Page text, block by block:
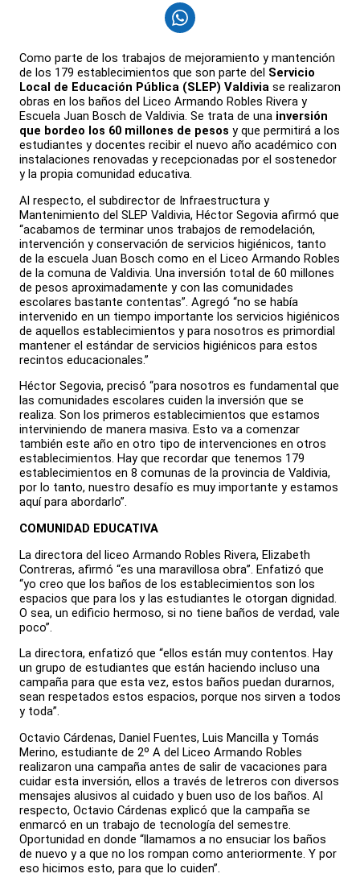
Como parte de los trabajos de mejoramiento y mantención
de los 179 establecimientos que son parte del Servicio
Local de Educación Pública (SLEP) Valdivia se realizaron
obras en los baños del Liceo Armando Robles Rivera y
Escuela Juan Bosch de Valdivia. Se trata de una inversión
que bordeo los 60 millones de pesos y que permitirá a los
estudiantes y docentes recibir el nuevo año académico con
instalaciones renovadas y recepcionadas por el sostenedor
y la propia comunidad educativa.
Al respecto, el subdirector de Infraestructura y
Mantenimiento del SLEP Valdivia, Héctor Segovia afirmó que
“acabamos de terminar unos trabajos de remodelación,
intervención y conservación de servicios higiénicos, tanto
de la escuela Juan Bosch como en el Liceo Armando Robles
de la comuna de Valdivia. Una inversión total de 60 millones
de pesos aproximadamente y con las comunidades
escolares bastante contentas”. Agregó “no se había
intervenido en un tiempo importante los servicios higiénicos
de aquellos establecimientos y para nosotros es primordial
mantener el estándar de servicios higiénicos para estos
recintos educacionales.”
Héctor Segovia, precisó “para nosotros es fundamental que
las comunidades escolares cuiden la inversión que se
realiza. Son los primeros establecimientos que estamos
interviniendo de manera masiva. Esto va a comenzar
también este año en otro tipo de intervenciones en otros
establecimientos. Hay que recordar que tenemos 179
establecimientos en 8 comunas de la provincia de Valdivia,
por lo tanto, nuestro desafío es muy importante y estamos
aquí para abordarlo”.
COMUNIDAD EDUCATIVA
La directora del liceo Armando Robles Rivera, Elizabeth
Contreras, afirmó “es una maravillosa obra”. Enfatizó que
“yo creo que los baños de los establecimientos son los
espacios que para los y las estudiantes le otorgan dignidad.
O sea, un edificio hermoso, si no tiene baños de verdad, vale
poco”.
La directora, enfatizó que “ellos están muy contentos. Hay
un grupo de estudiantes que están haciendo incluso una
campaña para que esta vez, estos baños puedan durarnos,
sean respetados estos espacios, porque nos sirven a todos
y toda”.
Octavio Cárdenas, Daniel Fuentes, Luis Mancilla y Tomás
Merino, estudiante de 2º A del Liceo Armando Robles
realizaron una campaña antes de salir de vacaciones para
cuidar esta inversión, ellos a través de letreros con diversos
mensajes alusivos al cuidado y buen uso de los baños. Al
respecto, Octavio Cárdenas explicó que la campaña se
enmarcó en un trabajo de tecnología del semestre.
Oportunidad en donde “llamamos a no ensuciar los baños
de nuevo y a que no los rompan como anteriormente. Y por
eso hicimos esto, para que lo cuiden”.